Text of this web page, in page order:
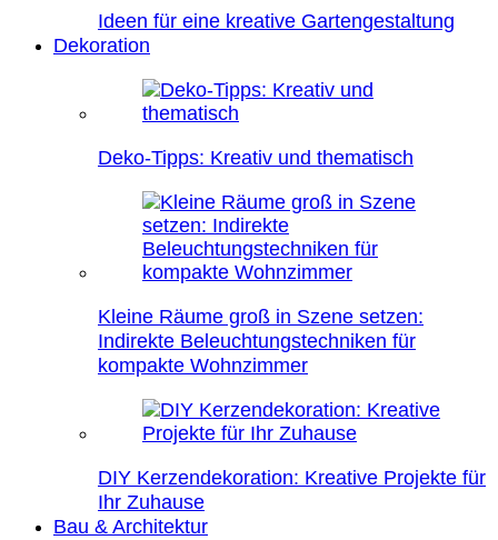
Ideen für eine kreative Gartengestaltung
Dekoration
Deko-Tipps: Kreativ und thematisch
Kleine Räume groß in Szene setzen:
Indirekte Beleuchtungstechniken für
kompakte Wohnzimmer
DIY Kerzendekoration: Kreative Projekte für
Ihr Zuhause
Bau & Architektur